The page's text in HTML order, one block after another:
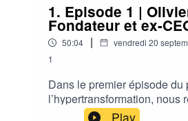
1. Episode 1 |
Fondateur et ex-
50:04 | vendredi 20
1
Dans le premier épisode du
l’hypertransformation, nous
Duha, co-fondateur et ex-
Play